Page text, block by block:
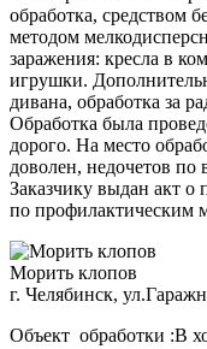
обработка, средством
методом
заражения: кресла в
игрушки.
дивана, обработка за
Обработка была
дорого. На место
доволен, недочетов
Заказчику выдан акт о
по профилактическим
Морить клопов
г. Челябинск,
Объект обработки :В